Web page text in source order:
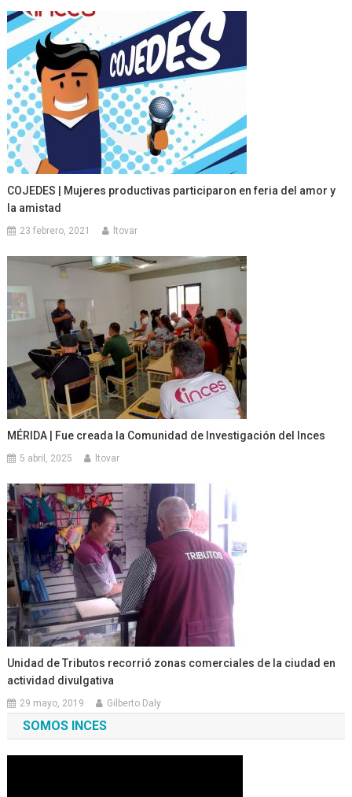
COJEDES | Mujeres productivas participaron en feria del amor y
la amistad
23 febrero, 2021 ltovar
MÉRIDA | Fue creada la Comunidad de Investigación del Inces
5 abril, 2025 ltovar
Unidad de Tributos recorrió zonas comerciales de la ciudad en
actividad divulgativa
29 mayo, 2019 Gilberto Daly
SOMOS INCES